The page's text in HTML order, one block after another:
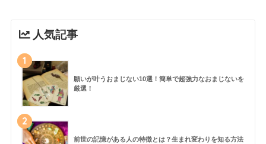
人気記事
1
願いが叶うおまじない10選！簡単で超強力なおまじないを
厳選！
2
前世の記憶がある人の特徴とは？生まれ変わりを知る方法